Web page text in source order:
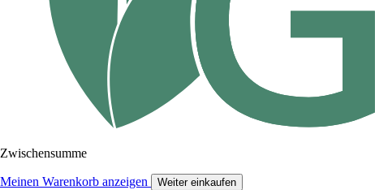
Zwischensumme
Meinen Warenkorb anzeigen Weiter einkaufen